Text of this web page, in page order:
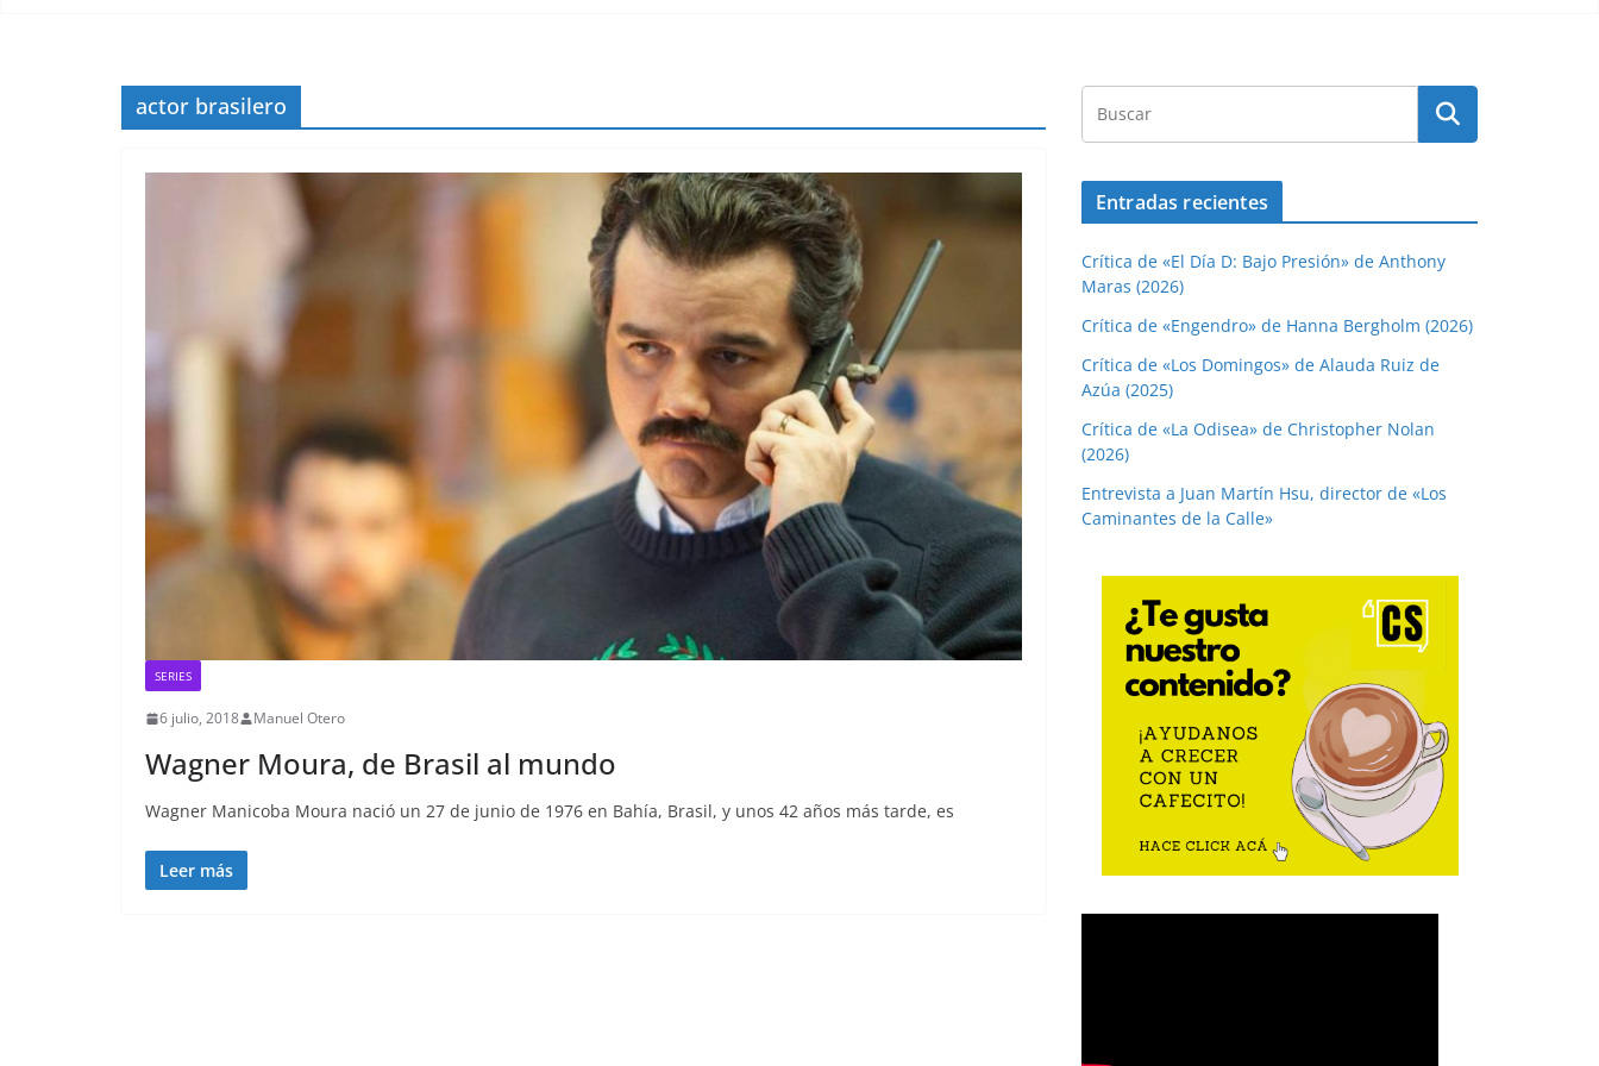
actor brasilero
SERIES
6 julio, 2018 Manuel Otero
Wagner Moura, de Brasil al mundo
Wagner Manicoba Moura nació un 27 de junio de 1976 en Bahía, Brasil, y unos 42 años más tarde, es
Leer más
Entradas recientes
Crítica de «El Día D: Bajo Presión» de Anthony
Maras (2026)
Crítica de «Engendro» de Hanna Bergholm (2026)
Crítica de «Los Domingos» de Alauda Ruiz de
Azúa (2025)
Crítica de «La Odisea» de Christopher Nolan
(2026)
Entrevista a Juan Martín Hsu, director de «Los
Caminantes de la Calle»